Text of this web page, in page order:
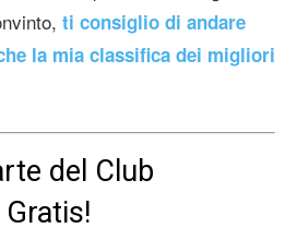
ti consiglio di andare
la mia classifica dei migliori
del Club
Gratis!